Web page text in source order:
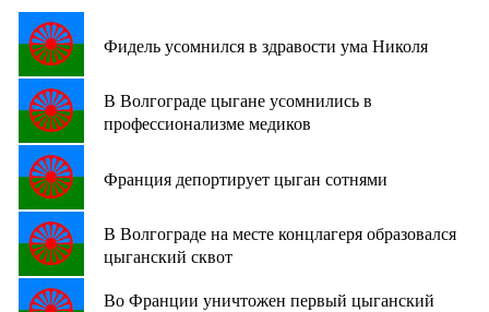
Фидель усомнился в здравости ума Николя
В Волгограде цыгане усомнились в
профессионализме медиков
Франция депортирует цыган сотнями
В Волгограде на месте концлагеря образовался
цыганский сквот
Во Франции уничтожен первый цыганский